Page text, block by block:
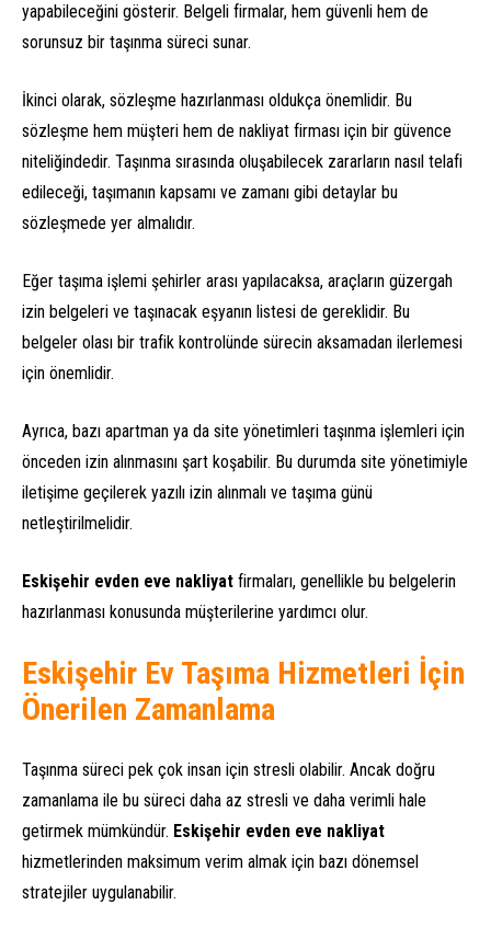
yapabileceğini gösterir. Belgeli firmalar, hem güvenli hem de
sorunsuz bir taşınma süreci sunar.
İkinci olarak, sözleşme hazırlanması oldukça önemlidir. Bu
sözleşme hem müşteri hem de nakliyat firması için bir güvence
niteliğindedir. Taşınma sırasında oluşabilecek zararların nasıl telafi
edileceği, taşımanın kapsamı ve zamanı gibi detaylar bu
sözleşmede yer almalıdır.
Eğer taşıma işlemi şehirler arası yapılacaksa, araçların güzergah
izin belgeleri ve taşınacak eşyanın listesi de gereklidir. Bu
belgeler olası bir trafik kontrolünde sürecin aksamadan ilerlemesi
için önemlidir.
Ayrıca, bazı apartman ya da site yönetimleri taşınma işlemleri için
önceden izin alınmasını şart koşabilir. Bu durumda site yönetimiyle
iletişime geçilerek yazılı izin alınmalı ve taşıma günü
netleştirilmelidir.
Eskişehir evden eve nakliyat firmaları, genellikle bu belgelerin
hazırlanması konusunda müşterilerine yardımcı olur.
Eskişehir Ev Taşıma Hizmetleri İçin
Önerilen Zamanlama
Taşınma süreci pek çok insan için stresli olabilir. Ancak doğru
zamanlama ile bu süreci daha az stresli ve daha verimli hale
getirmek mümkündür. Eskişehir evden eve nakliyat
hizmetlerinden maksimum verim almak için bazı dönemsel
stratejiler uygulanabilir.